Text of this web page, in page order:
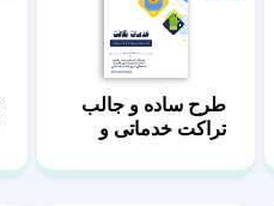
طرح ساده و جالب
تراکت خدماتی و